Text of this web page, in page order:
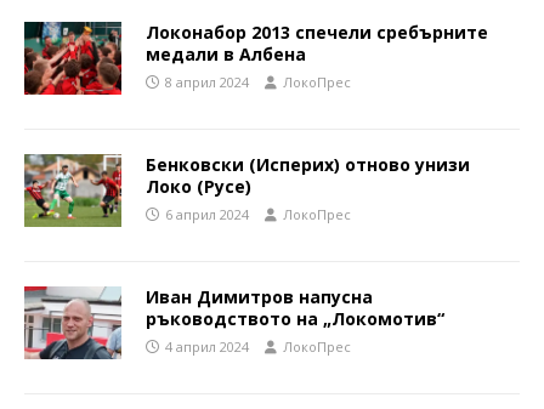
Локонабор 2013 спечели сребърните
медали в Албена
8 април 2024 ЛокоПрес
Бенковски (Исперих) отново унизи
Локо (Русе)
6 април 2024 ЛокоПрес
Иван Димитров напусна
ръководството на „Локомотив“
4 април 2024 ЛокоПрес